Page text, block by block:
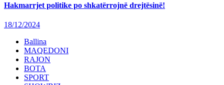
Hakmarrjet politike po shkatërrojnë drejtësinë!
18/12/2024
Ballina
MAQEDONI
RAJON
BOTA
SPORT